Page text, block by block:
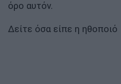
όρο αυτόν.
Δείτε όσα είπε η ηθοποιό